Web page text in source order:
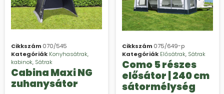
Cikkszám 070/545
Kategóriák Konyhasátrak,
kabinok, Sátrak
Cabina Maxi NG
zuhanysátor
Cikkszám 075/649-p
Kategóriák Elősátrak, Sátrak
Como 5 részes
elősátor | 240 cm
sátormélység